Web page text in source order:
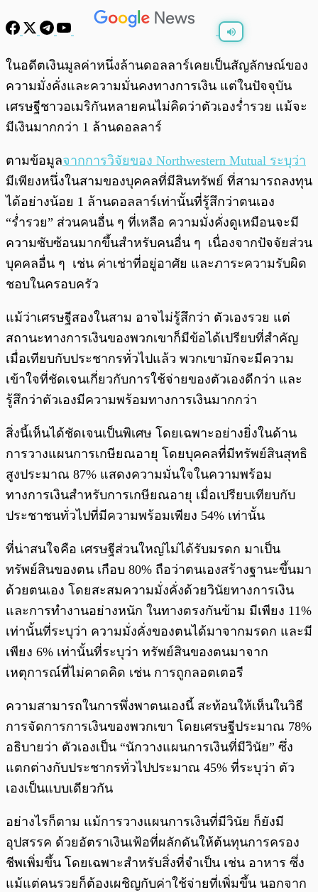
พร้อมเล่น 0:00/ 0:00
ในอดีตเงินมูลค่าหนึ่งล้านดอลลาร์เคยเป็นสัญลักษณ์ของ
ความมั่งคั่งและความมั่นคงทางการเงิน แต่ในปัจจุบัน
เศรษฐีชาวอเมริกันหลายคนไม่คิดว่าตัวเองร่ำรวย แม้จะ
มีเงินมากกว่า 1 ล้านดอลลาร์
ตามข้อมูลจากการวิจัยของ Northwestern Mutual ระบุว่า
มีเพียงหนึ่งในสามของบุคคลที่มีสินทรัพย์ ที่สามารถลงทุน
ได้อย่างน้อย 1 ล้านดอลลาร์เท่านั้นที่รู้สึกว่าตนเอง
“ร่ำรวย” ส่วนคนอื่น ๆ ที่เหลือ ความมั่งคั่งดูเหมือนจะมี
ความซับซ้อนมากขึ้นสำหรับคนอื่น ๆ เนื่องจากปัจจัยส่วน
บุคคลอื่น ๆ เช่น ค่าเช่าที่อยู่อาศัย และภาระความรับผิด
ชอบในครอบครัว
แม้ว่าเศรษฐีสองในสาม อาจไม่รู้สึกว่า ตัวเองรวย แต่
สถานะทางการเงินของพวกเขาก็มีข้อได้เปรียบที่สำคัญ
เมื่อเทียบกับประชากรทั่วไปแล้ว พวกเขามักจะมีความ
เข้าใจที่ชัดเจนเกี่ยวกับการใช้จ่ายของตัวเองดีกว่า และ
รู้สึกว่าตัวเองมีความพร้อมทางการเงินมากกว่า
สิ่งนี้เห็นได้ชัดเจนเป็นพิเศษ โดยเฉพาะอย่างยิ่งในด้าน
การวางแผนการเกษียณอายุ โดยบุคคลที่มีทรัพย์สินสุทธิ
สูงประมาณ 87% แสดงความมั่นใจในความพร้อม
ทางการเงินสำหรับการเกษียณอายุ เมื่อเปรียบเทียบกับ
ประชาชนทั่วไปที่มีความพร้อมเพียง 54% เท่านั้น
ที่น่าสนใจคือ เศรษฐีส่วนใหญ่ไม่ได้รับมรดก มาเป็น
ทรัพย์สินของตน เกือบ 80% ถือว่าตนเองสร้างฐานะขึ้นมา
ด้วยตนเอง โดยสะสมความมั่งคั่งด้วยวินัยทางการเงิน
และการทำงานอย่างหนัก ในทางตรงกันข้าม มีเพียง 11%
เท่านั้นที่ระบุว่า ความมั่งคั่งของตนได้มาจากมรดก และมี
เพียง 6% เท่านั้นที่ระบุว่า ทรัพย์สินของตนมาจาก
เหตุการณ์ที่ไม่คาดคิด เช่น การถูกลอตเตอรี
ความสามารถในการพึ่งพาตนเองนี้ สะท้อนให้เห็นในวิธี
การจัดการการเงินของพวกเขา โดยเศรษฐีประมาณ 78%
อธิบายว่า ตัวเองเป็น “นักวางแผนการเงินที่มีวินัย” ซึ่ง
แตกต่างกับประชากรทั่วไปประมาณ 45% ที่ระบุว่า ตัว
เองเป็นแบบเดียวกัน
อย่างไรก็ตาม แม้การวางแผนการเงินที่มีวินัย ก็ยังมี
อุปสรรค ด้วยอัตราเงินเฟ้อที่ผลักดันให้ต้นทุนการครอง
ชีพเพิ่มขึ้น โดยเฉพาะสำหรับสิ่งที่จำเป็น เช่น อาหาร ซึ่ง
แม้แต่คนรวยก็ต้องเผชิญกับค่าใช้จ่ายที่เพิ่มขึ้น นอกจาก